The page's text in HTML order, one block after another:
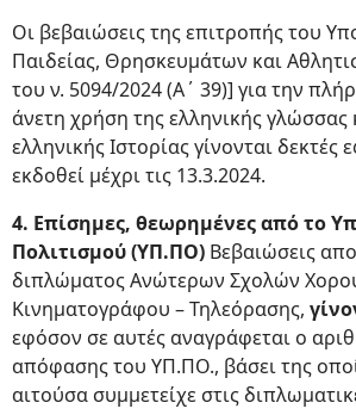
Οι βεβαιώσεις της επιτροπής του
Παιδείας, Θρησκευμάτων και
του ν. 5094/2024 (Α΄ 39)] για την
άνετη χρήση της ελληνικής γλώσσας
ελληνικής Ιστορίας γίνονται δεκτές
εκδοθεί μέχρι τις 13.3.2024.
4. Επίσημες, θεωρημένες από το
Πολιτισμού (ΥΠ.ΠΟ) Βεβαιώσεις
διπλώματος Ανώτερων Σχολών
Κινηματογράφου – Τηλεόρασης,
εφόσον σε αυτές αναγράφεται ο
απόφασης του ΥΠ.ΠΟ., βάσει της
αιτούσα συμμετείχε στις